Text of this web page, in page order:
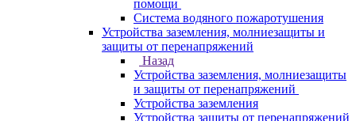
помощи
Система водяного пожаротушения
Устройства заземления, молниезащиты и
защиты от перенапряжений
Назад
Устройства заземления, молниезащиты
и защиты от перенапряжений
Устройства заземления
Устройства защиты от перенапряжений